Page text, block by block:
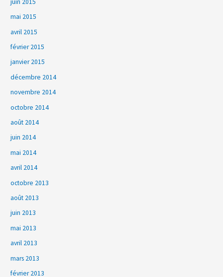
mai 2015
avril 2015
février 2015
janvier 2015
décembre 2014
novembre 2014
octobre 2014
août 2014
juin 2014
mai 2014
avril 2014
octobre 2013
août 2013
juin 2013
mai 2013
avril 2013
mars 2013
février 2013